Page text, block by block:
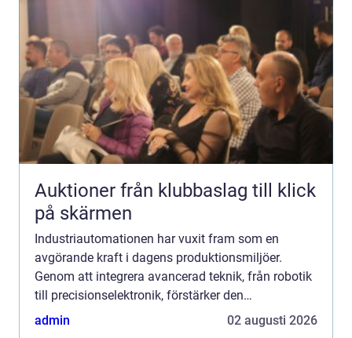
Auktioner från klubbaslag till klick
på skärmen
Industriautomationen har vuxit fram som en
avgörande kraft i dagens produktionsmiljöer.
Genom att integrera avancerad teknik, från robotik
till precisionselektronik, förstärker den
effektiviteten, säkerheten och kvalite...
admin 02 augusti 2026